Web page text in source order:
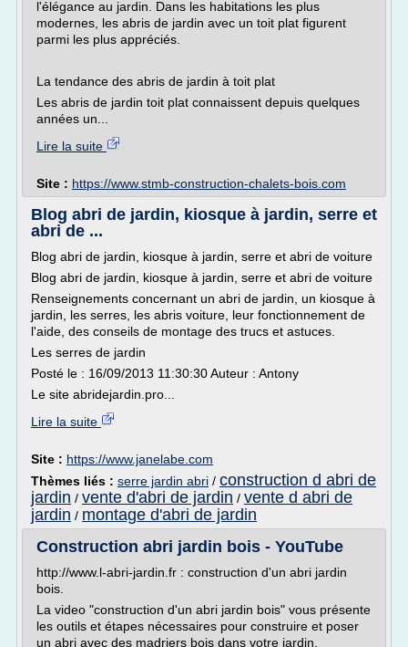
l'élégance au jardin. Dans les habitations les plus
modernes, les abris de jardin avec un toit plat figurent
parmi les plus appréciés.
La tendance des abris de jardin à toit plat
Les abris de jardin toit plat connaissent depuis quelques
années un...
Lire la suite
Site : https://www.stmb-construction-chalets-bois.com
Blog abri de jardin, kiosque à jardin, serre et
abri de ...
Blog abri de jardin, kiosque à jardin, serre et abri de voiture
Blog abri de jardin, kiosque à jardin, serre et abri de voiture
Renseignements concernant un abri de jardin, un kiosque à
jardin, les serres, les abris voiture, leur fonctionnement de
l'aide, des conseils de montage des trucs et astuces.
Les serres de jardin
Posté le : 16/09/2013 11:30:30 Auteur : Antony
Le site abridejardin.pro...
Lire la suite
Site : https://www.janelabe.com
Thèmes liés : serre jardin abri / construction d abri de
jardin / vente d'abri de jardin / vente d abri de
jardin / montage d'abri de jardin
Construction abri jardin bois - YouTube
http://www.l-abri-jardin.fr : construction d'un abri jardin
bois.
La video "construction d'un abri jardin bois" vous présente
les outils et étapes nécessaires pour construire et poser
un abri avec des madriers bois dans votre jardin.